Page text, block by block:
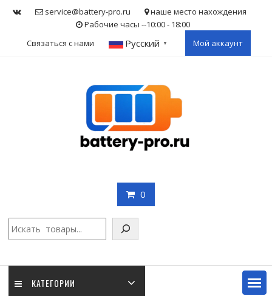
service@battery-pro.ru
наше место нахождения
Рабочие часы --10:00 - 18:00
Связаться с нами
Русский ▼ Мой аккаунт
0
КАТЕГОРИИ